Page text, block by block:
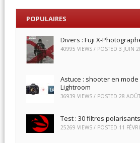
POPULAIRES
Divers : Fuji X-
40995 VIEWS / POSTED 3 JUIN
Astuce : shooter en
Lightroom
36939 VIEWS / POSTED 28
Test : 30 filtres
25269 VIEWS / POSTED 11